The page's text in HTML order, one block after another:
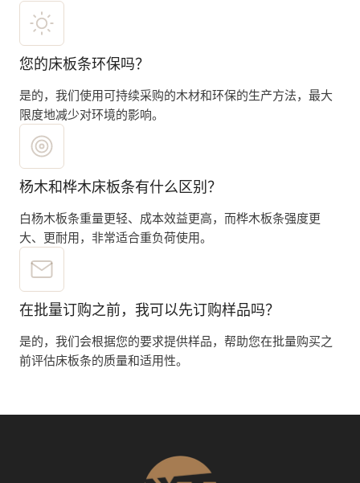
您的床板条环保吗？
是的，我们使用可持续采购的木材和环保的生产方法，最大
限度地减少对环境的影响。
杨木和桦木床板条有什么区别？
白杨木板条重量更轻、成本效益更高，而桦木板条强度更
大、更耐用，非常适合重负荷使用。
在批量订购之前，我可以先订购样品吗？
是的，我们会根据您的要求提供样品，帮助您在批量购买之
前评估床板条的质量和适用性。